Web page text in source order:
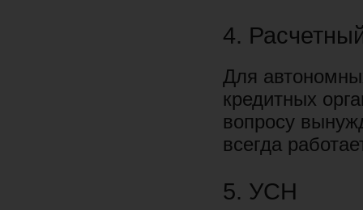
4.
Для
кредитных
вопросу
всегда
5. УСН